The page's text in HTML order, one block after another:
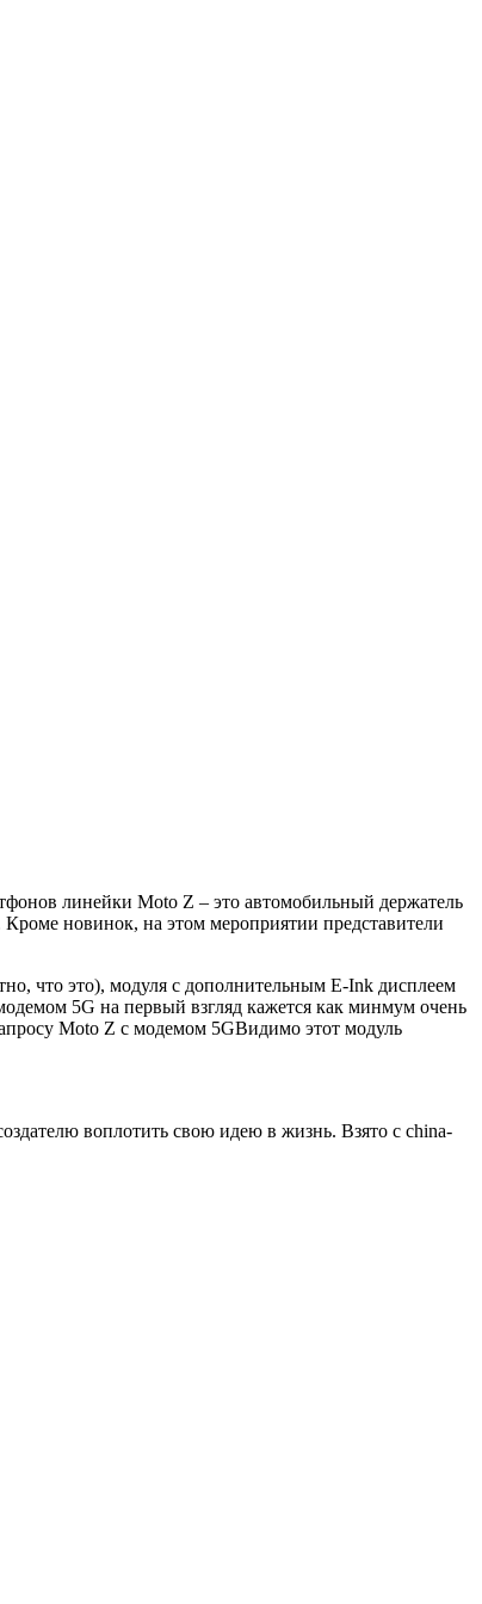
линейки Moto Z – это автомобильный держатель
новинок, на этом мероприятии представители
что это), модуля с дополнительным E-Ink дисплеем
5G на первый взгляд кажется как минмум очень
Видимо этот модуль
воплотить свою идею в жизнь. Взято с china-